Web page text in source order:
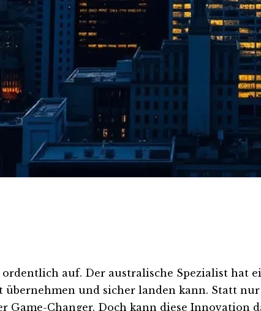
auf. Der australische Spezialist hat
und sicher landen kann. Statt nur
Changer. Doch kann diese Innovation